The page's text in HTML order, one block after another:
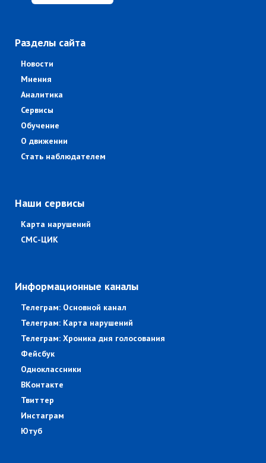
Разделы сайта
Новости
Мнения
Аналитика
Сервисы
Обучение
О движении
Стать наблюдателем
Наши сервисы
Карта нарушений
СМС-ЦИК
Информационные каналы
Телеграм: Основной канал
Телеграм: Карта нарушений
Телеграм: Хроника дня голосования
Фейсбук
Одноклассники
ВКонтакте
Твиттер
Инстаграм
Ютуб